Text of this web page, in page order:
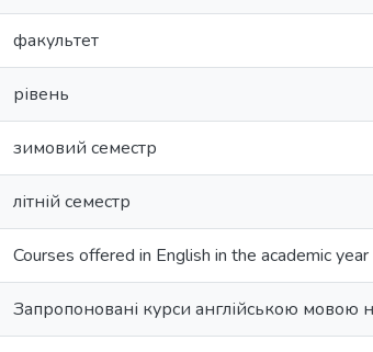
факультет
рівень
зимовий семестр
літній семестр
Courses offered in English in the academic
Запропоновані курси англійською мовою